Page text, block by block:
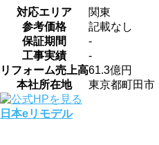
対応エリア
関東
参考価格
記載なし
保証期間
-
工事実績
-
リフォーム売上高61.3億円
本社所在地
東京都町田市
日本eリモデル